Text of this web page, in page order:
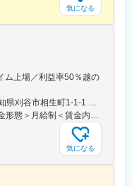
用補助（社内規定あり）
育休復帰率100％
カーとして、安定した経営
・インドなど世界各地で
分野を中心に幅広い業界と
気になる
ム上場／利益率50％越の
＜勤務地詳細1＞刈谷営業所住所：愛知県刈谷市相生町1-1-1 アドバンス・スクエア刈谷勤務地最寄駅：JR線／刈谷駅受動喫煙対策：敷地内喫煙可能場所あり＜勤務地詳細2＞一宮営業所住所：愛知県一宮市本町2-2-2 JES一宮ビル勤務地最寄駅：JR線／尾張一宮駅受動喫煙対策：敷地内喫煙可能場所あり＜勤務地詳細3＞名古屋営業所住所：愛知県名古屋市中区錦2-4-15 ORE錦二丁目ビル勤務地最寄駅：丸の内駅受動喫煙対策：敷地内喫煙可能場所あり変更の範囲：会社の定める事業所
＜予定年収＞630万円～700万円＜賃金形態＞月給制＜賃金内訳＞月額（基本給）：279,000円～281,000円＜月給＞279,000円～281,000円＜昇給有無＞有＜残業手当＞有＜給与補足＞上記は入社初年度の想定年収です。※月給の金額とは別で、残業代、業績賞与支給有り※賞与：年4回、昇給：年1～2回※経験・能力等を考慮の上、同社規定により待遇を決定します※年収は会社業績によって変動することがあります賃金はあくまでも目安の金額であり、選考を通じて上下する可能性があります。月給(月額)は固定手当を含めた表記です。
気になる